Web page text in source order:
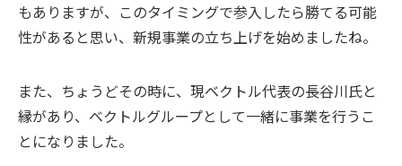
もありますが、このタイミングで参入したら勝てる可能
性があると思い、新規事業の立ち上げを始めましたね。
また、ちょうどその時に、現ベクトル代表の長谷川氏と
縁があり、ベクトルグループとして一緒に事業を行うこ
とになりました。